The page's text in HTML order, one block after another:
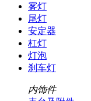
雾灯
尾灯
安定器
杠灯
灯泡
刹车灯
内饰件